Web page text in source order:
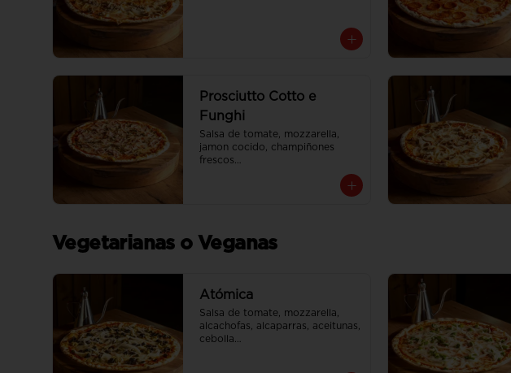
Prosciutto Cotto e
Funghi
Salsa de tomate, mozzarella,
jamon cocido, champiñones
frescos
Tamaño Familiar para delivery se
Vegetarianas o Veganas
Atómica
Salsa de tomate, mozzarella,
alcachofas, alcaparras, aceitunas,
cebolla